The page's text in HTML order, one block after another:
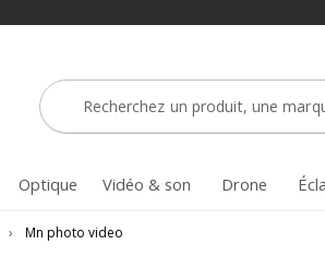
Optique Vidéo & son Drone
› Mn photo video